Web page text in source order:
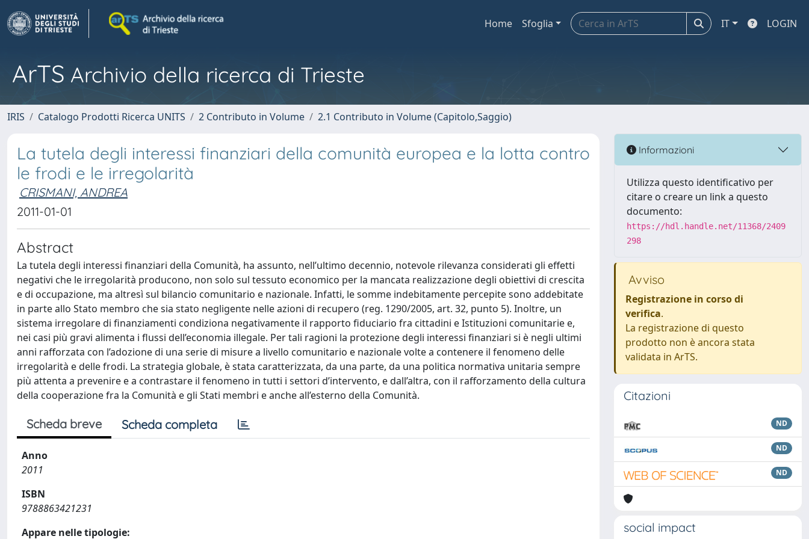
Home Sfoglia IT LOGIN
ArTS Archivio della ricerca di Trieste
IRIS Catalogo Prodotti Ricerca UNITS 2 Contributo in Volume 2.1 Contributo in Volume (Capitolo,Saggio)
La tutela degli interessi finanziari della comunità europea e la lotta contro
le frodi e le irregolarità
CRISMANI, ANDREA
2011-01-01
Abstract
La tutela degli interessi finanziari della Comunità, ha assunto, nell’ultimo decennio, notevole rilevanza considerati gli effetti
negativi che le irregolarità producono, non solo sul tessuto economico per la mancata realizzazione degli obiettivi di crescita
e di occupazione, ma altresì sul bilancio comunitario e nazionale. Infatti, le somme indebitamente percepite sono addebitate
in parte allo Stato membro che sia stato negligente nelle azioni di recupero (reg. 1290/2005, art. 32, punto 5). Inoltre, un
sistema irregolare di finanziamenti condiziona negativamente il rapporto fiduciario fra cittadini e Istituzioni comunitarie e,
nei casi più gravi alimenta i flussi dell’economia illegale. Per tali ragioni la protezione degli interessi finanziari si è negli ultimi
anni rafforzata con l’adozione di una serie di misure a livello comunitario e nazionale volte a contenere il fenomeno delle
irregolarità e delle frodi. La strategia globale, è stata caratterizzata, da una parte, da una politica normativa unitaria sempre
più attenta a prevenire e a contrastare il fenomeno in tutti i settori d’intervento, e dall’altra, con il rafforzamento della cultura
della cooperazione fra la Comunità e gli Stati membri e anche all’esterno della Comunità.
Scheda breve Scheda completa
Anno
2011
ISBN
9788863421231
Appare nelle tipologie:
Informazioni
Utilizza questo identificativo per
citare o creare un link a questo
documento:
https://hdl.handle.net/11368/2409
298
Avviso
Registrazione in corso di
verifica.
La registrazione di questo
prodotto non è ancora stata
validata in ArTS.
Citazioni
ND
ND
ND
social impact